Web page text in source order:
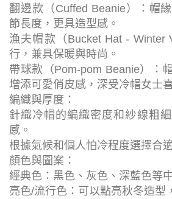
翻邊款（Cuffed Beanie）：帽
節長度，更具造型感。
漁夫帽款（Bucket Hat - Winter
行，兼具保暖與時尚。
帶球款（Pom-pom Beanie）：
增添可愛俏皮感，深受冷帽女士
編織與厚度：
針織冷帽的編織密度和紗線粗
感。
根據氣候和個人怕冷程度選擇合
顏色與圖案：
經典色：黑色、灰色、深藍色等
亮色/流行色：可以點亮秋冬造型